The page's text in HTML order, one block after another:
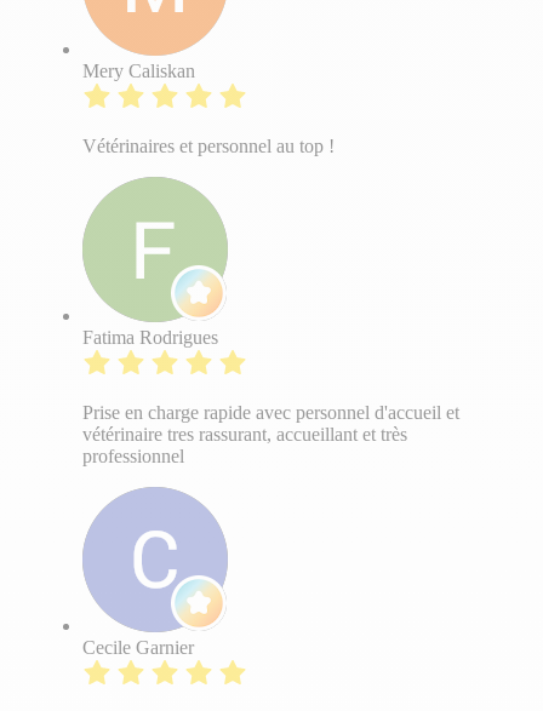
Mery Caliskan
Vétérinaires et personnel au top !
Fatima Rodrigues
Prise en charge rapide avec personnel d'accueil et
vétérinaire tres rassurant, accueillant et très
professionnel
Cecile Garnier